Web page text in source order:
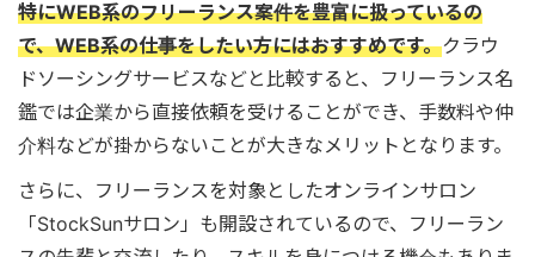
特にWEB系のフリーランス案件を豊富に扱っているの
で、WEB系の仕事をしたい方にはおすすめです。クラウ
ドソーシングサービスなどと比較すると、フリーランス名
鑑では企業から直接依頼を受けることができ、手数料や仲
介料などが掛からないことが大きなメリットとなります。
さらに、フリーランスを対象としたオンラインサロン
「StockSunサロン」も開設されているので、フリーラン